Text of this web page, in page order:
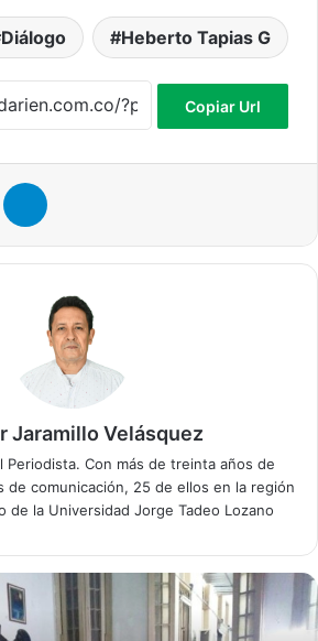
Diálogo Heberto Tapias G
Copiar Url
WhatsApp
Jaramillo Velásquez
Periodista. Con más de treinta años de
de comunicación, 25 de ellos en la región
de la Universidad Jorge Tadeo Lozano